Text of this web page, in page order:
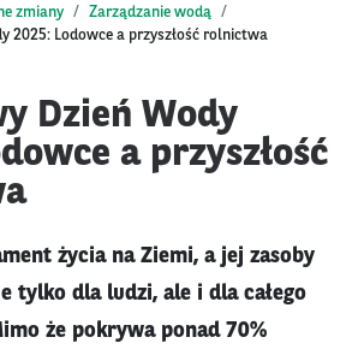
zmiany
Zarządzanie wodą
2025: Lodowce a przyszłość rolnictwa
Dzień Wody
a przyszłość
życia na Ziemi, a jej zasoby
tylko dla ludzi, ale i dla całego
że pokrywa ponad 70%